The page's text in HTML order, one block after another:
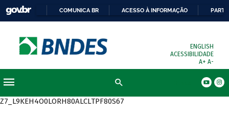
COMUNICA BR ACESSO À INFORMAÇÃO
ENGLISH
ACESSIBILIDADE
A+ A-
Z7_L9KEH4O0LORH80ALCLTPF80S67